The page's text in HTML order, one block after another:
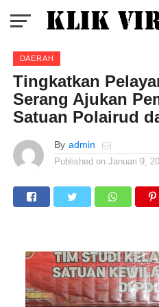
DAERAH
Tingkatkan
Serang Ajukan
Satuan Polairud
By admin
Published on Januari 9,